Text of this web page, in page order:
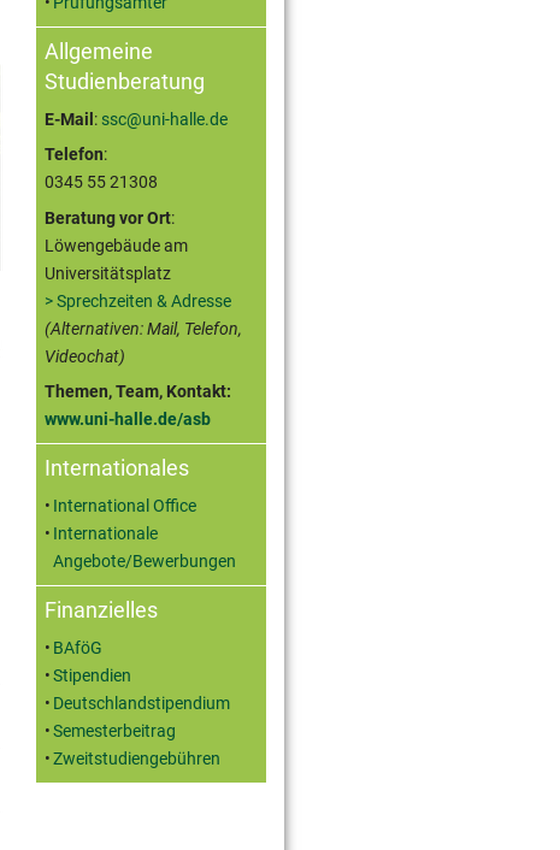
Allgemeine
Studienberatung
E-Mail : ssc@uni-halle.de
Telefon:
0345 55 21308
Beratung vor Ort:
Löwengebäude am
Universitätsplatz
> Sprechzeiten & Adresse
(Alternativen: Mail, Telefon,
Videochat)
Themen, Team, Kontakt:
www.uni-halle.de/asb
Internationales
International Office
Internationale
Angebote/Bewerbungen
Finanzielles
BAföG
Stipendien
Deutschlandstipendium
Semesterbeitrag
Zweitstudiengebühren